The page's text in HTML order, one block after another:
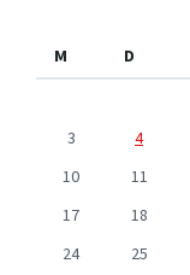
M
D
3
4
10
11
17
18
24
25